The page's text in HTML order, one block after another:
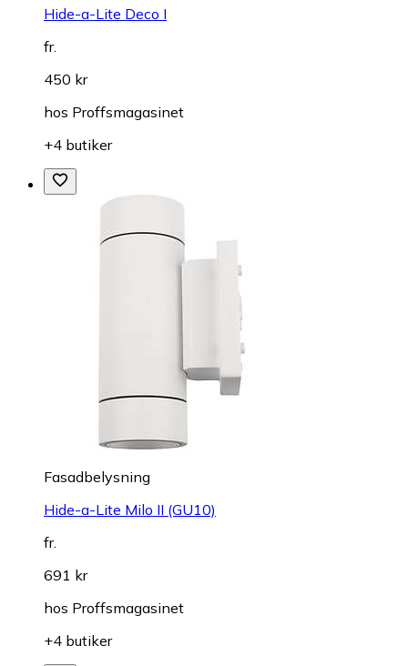
Hide-a-Lite Deco I
fr.
450 kr
hos Proffsmagasinet
+4 butiker
Fasadbelysning
Hide-a-Lite Milo II (GU10)
fr.
691 kr
hos Proffsmagasinet
+4 butiker